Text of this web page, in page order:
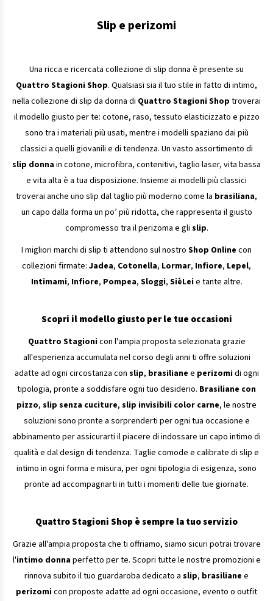
Slip e perizomi
Una ricca e ricercata collezione di slip donna è presente su
Quattro Stagioni Shop. Qualsiasi sia il tuo stile in fatto di intimo,
nella collezione di slip da donna di Quattro Stagioni Shop troverai
il modello giusto per te: cotone, raso, tessuto elasticizzato e pizzo
sono tra i materiali più usati, mentre i modelli spaziano dai più
classici a quelli giovanili e di tendenza. Un vasto assortimento di
slip donnain cotone, microfibra, contenitivi, taglio laser, vita bassa
e vita alta è a tua disposizione. Insieme ai modelli più classici
troverai anche uno slip dal taglio più moderno come la brasiliana,
un capo dalla forma un po’ più ridotta, che rappresenta il giusto
compromesso tra il perizoma e gli slip.
I migliori marchi di slip ti attendono sul nostro Shop Online con
collezioni firmate: Jadea, Cotonella, Lormar, Infiore, Lepel,
Intimami, Infiore, Pompea, Sloggi, SièLeie tante altre.
Scopri il modello giusto per le tue occasioni
Quattro Stagionicon l'ampia proposta selezionata grazie
all'esperienza accumulata nel corso degli anni ti offre soluzioni
adatte ad ogni circostanza con slip, brasiliane e perizomidi ogni
tipologia, pronte a soddisfare ogni tuo desiderio. Brasiliane con
pizzo, slip senza cuciture, slip invisibili color carne, le nostre
soluzioni sono pronte a sorprenderti per ogni tua occasione e
abbinamento per assicurarti il piacere di indossare un capo intimo di
qualità e dal design di tendenza. Taglie comode e calibrate di slip e
intimo in ogni forma e misura, per ogni tipologia di esigenza, sono
pronte ad accompagnarti in tutti i momenti delle tue giornate.
Quattro Stagioni Shop è sempre la tuo servizio
Grazie all'ampia proposta che ti offriamo, siamo sicuri potrai trovare
l'intimo donnaperfetto per te. Scopri tutte le nostre promozioni e
rinnova subito il tuo guardaroba dedicato a slip, brasiliane e
perizomicon proposte adatte ad ogni occasione, evento o outfit